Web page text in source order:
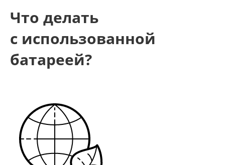
Что делать
с использованной
батареей?